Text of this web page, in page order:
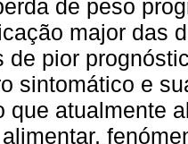
de peso
major das
de pior
sintomático e
que atualmente